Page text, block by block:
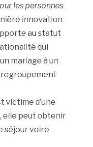
les personnes
innovation
au statut
qui
mariage à un
regroupement
victime d’une
elle peut obtenir
séjour voire